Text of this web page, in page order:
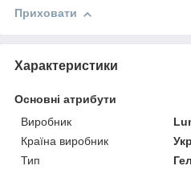
Приховати
Характеристики
Основні атрибути
Виробник
Країна виробник
Тип